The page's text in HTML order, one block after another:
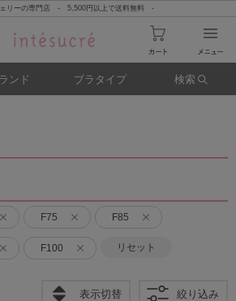
ェリーの専門店 - 5,500円以上で送料無料 -
ンド ブラタイプ 検索
F75 F85
F100 リセット
表示切替 絞り込み